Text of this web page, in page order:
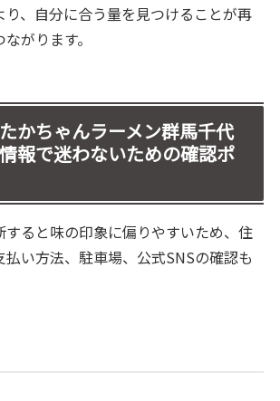
り、自分に合う量を見つけることが再
がります。
かちゃんラーメン群馬千代
報で迷わないための確認ポ
すると味の印象に偏りやすいため、住
い方法、駐車場、公式SNSの確認も